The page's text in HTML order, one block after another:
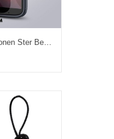
Moto Z3 Play Hoesje Siliconen Ster Bescherming, Moto Z3 Play Hoesje Groen All Inclusive